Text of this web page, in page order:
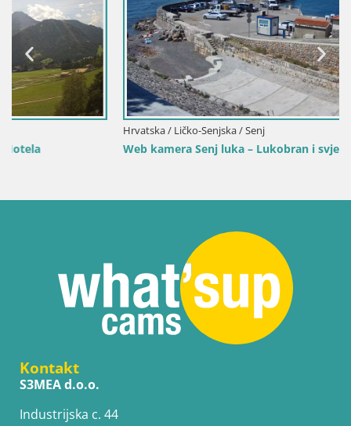
Hrvatska / Ličko-Senjska / Senj
Web kamera Senj luka – Lukobran i svjetionik uživo
Kontakt
S3MEA d.o.o.
Industrijska c. 44